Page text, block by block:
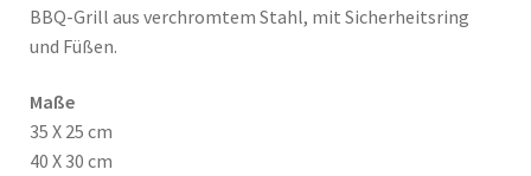
BBQ-Grill aus verchromtem Stahl, mit Sicherheitsring
und Füßen.
Maße
35 X 25 cm
40 X 30 cm